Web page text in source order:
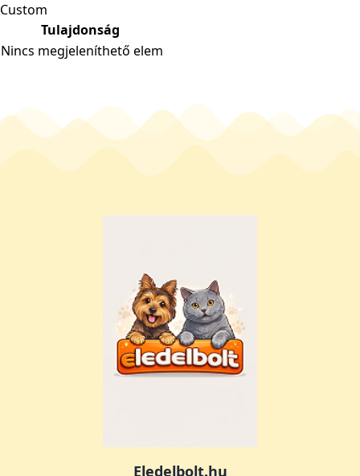
Custom
Tulajdonság
Nincs megjeleníthető elem
Eledelbolt.hu